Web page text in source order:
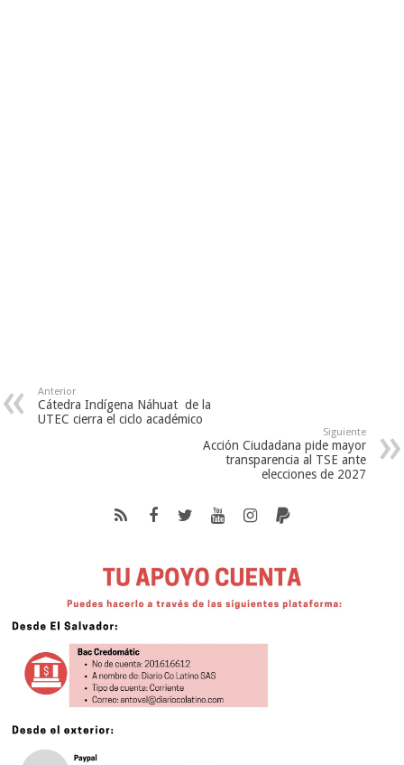
Anterior
Cátedra Indígena Náhuat de la
UTEC cierra el ciclo académico
Siguiente
Acción Ciudadana pide mayor
transparencia al TSE ante
elecciones de 2027